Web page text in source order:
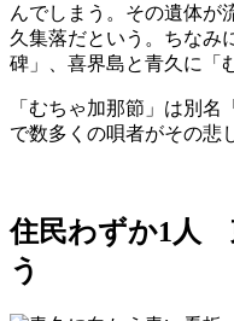
んでしまう。その遺体が
久集落だという。ちなみ
碑」、喜界島と青久に「
「むちゃ加那節」は別
で数多くの唄者がその悲
住民わずか1人
う